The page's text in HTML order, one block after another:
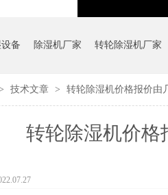
备 除湿机厂家 转轮除湿机厂家
技术文章 > 转轮除湿机价格报价由几
转轮除湿机价格